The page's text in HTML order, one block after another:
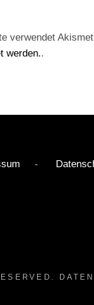
verwendet
werden..
-